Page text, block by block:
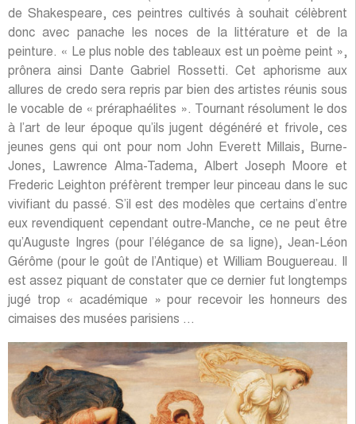
de Shakespeare, ces peintres cultivés à souhait célèbrent
donc avec panache les noces de la littérature et de la
peinture. « Le plus noble des tableaux est un poème peint »,
prônera ainsi Dante Gabriel Rossetti. Cet aphorisme aux
allures de credo sera repris par bien des artistes réunis sous
le vocable de « préraphaélites ». Tournant résolument le dos
à l’art de leur époque qu’ils jugent dégénéré et frivole, ces
jeunes gens qui ont pour nom John Everett Millais, Burne-
Jones, Lawrence Alma-Tadema, Albert Joseph Moore et
Frederic Leighton préfèrent tremper leur pinceau dans le suc
vivifiant du passé. S’il est des modèles que certains d’entre
eux revendiquent cependant outre-Manche, ce ne peut être
qu’Auguste Ingres (pour l’élégance de sa ligne), Jean-Léon
Gérôme (pour le goût de l’Antique) et William Bouguereau. Il
est assez piquant de constater que ce dernier fut longtemps
jugé trop « académique » pour recevoir les honneurs des
cimaises des musées parisiens …